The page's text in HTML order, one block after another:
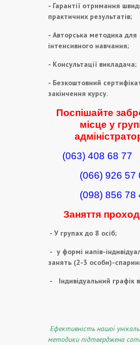
- Гарантії отримання
практичних результатів;
- Авторська методика для
інтенсивного навчання;
- Консультації викладача;
- Безкоштовний
закінчення курсу.
Поспішайте
місце у
(063) 408 68 77
(066) 926 57
(098) 856 78
Заняття
- У групах до 8 осіб;
- у формі напів-
занять (2-3 особи)-
- Індивідуальний графік
Ефективність нашої
методики підтверджена